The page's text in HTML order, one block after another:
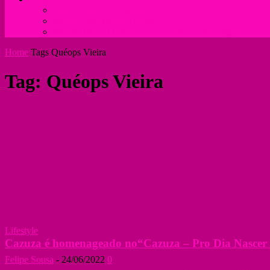
Home Tags Quéops Vieira
Tag: Quéops Vieira
Lifestyle
Cazuza é homenageado no“Cazuza – Pro Dia
Felipe Sousa - 24/06/2022 0